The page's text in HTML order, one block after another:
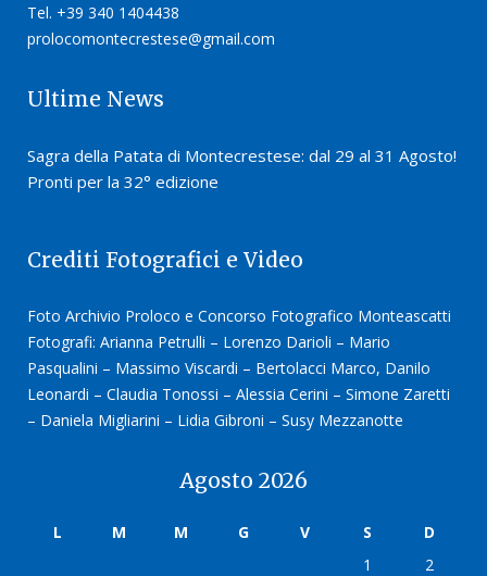
Tel. +39 340 1404438
prolocomontecrestese@gmail.com
Ultime News
Sagra della Patata di Montecrestese: dal 29 al 31 Agosto!
Pronti per la 32° edizione
Crediti Fotografici e Video
Foto Archivio Proloco e Concorso Fotografico Monteascatti
Fotografi: Arianna Petrulli – Lorenzo Darioli – Mario
Pasqualini – Massimo Viscardi – Bertolacci Marco, Danilo
Leonardi – Claudia Tonossi – Alessia Cerini – Simone Zaretti
– Daniela Migliarini – Lidia Gibroni – Susy Mezzanotte
Agosto 2026
L M M G V S
D
1
2